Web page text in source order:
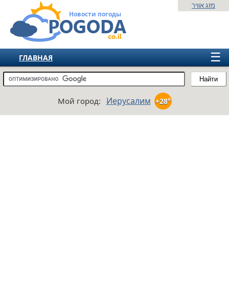
Новости погоды
Найти
מזג אוויר
☰
ГЛАВНАЯ
ИЗРАИЛЬ
ЕВРОПА
Мой город: Иерусалим +28°